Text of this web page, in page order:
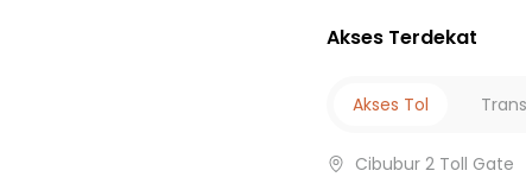
Akses Terdekat
Akses Tol
Cibubur 2 Toll Gate